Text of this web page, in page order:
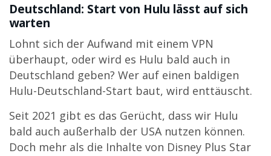
Deutschland: Start von Hulu lässt auf sich
warten
Lohnt sich der Aufwand mit einem VPN
überhaupt, oder wird es Hulu bald auch in
Deutschland geben? Wer auf einen baldigen
Hulu-Deutschland-Start baut, wird enttäuscht.
Seit 2021 gibt es das Gerücht, dass wir Hulu
bald auch außerhalb der USA nutzen können.
Doch mehr als die Inhalte von Disney Plus Star